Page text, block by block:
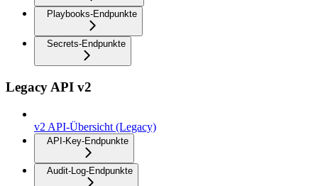
Playbooks-Endpunkte
Secrets-Endpunkte
Legacy API v2
v2 API-Übersicht (Legacy)
API-Key-Endpunkte
Audit-Log-Endpunkte